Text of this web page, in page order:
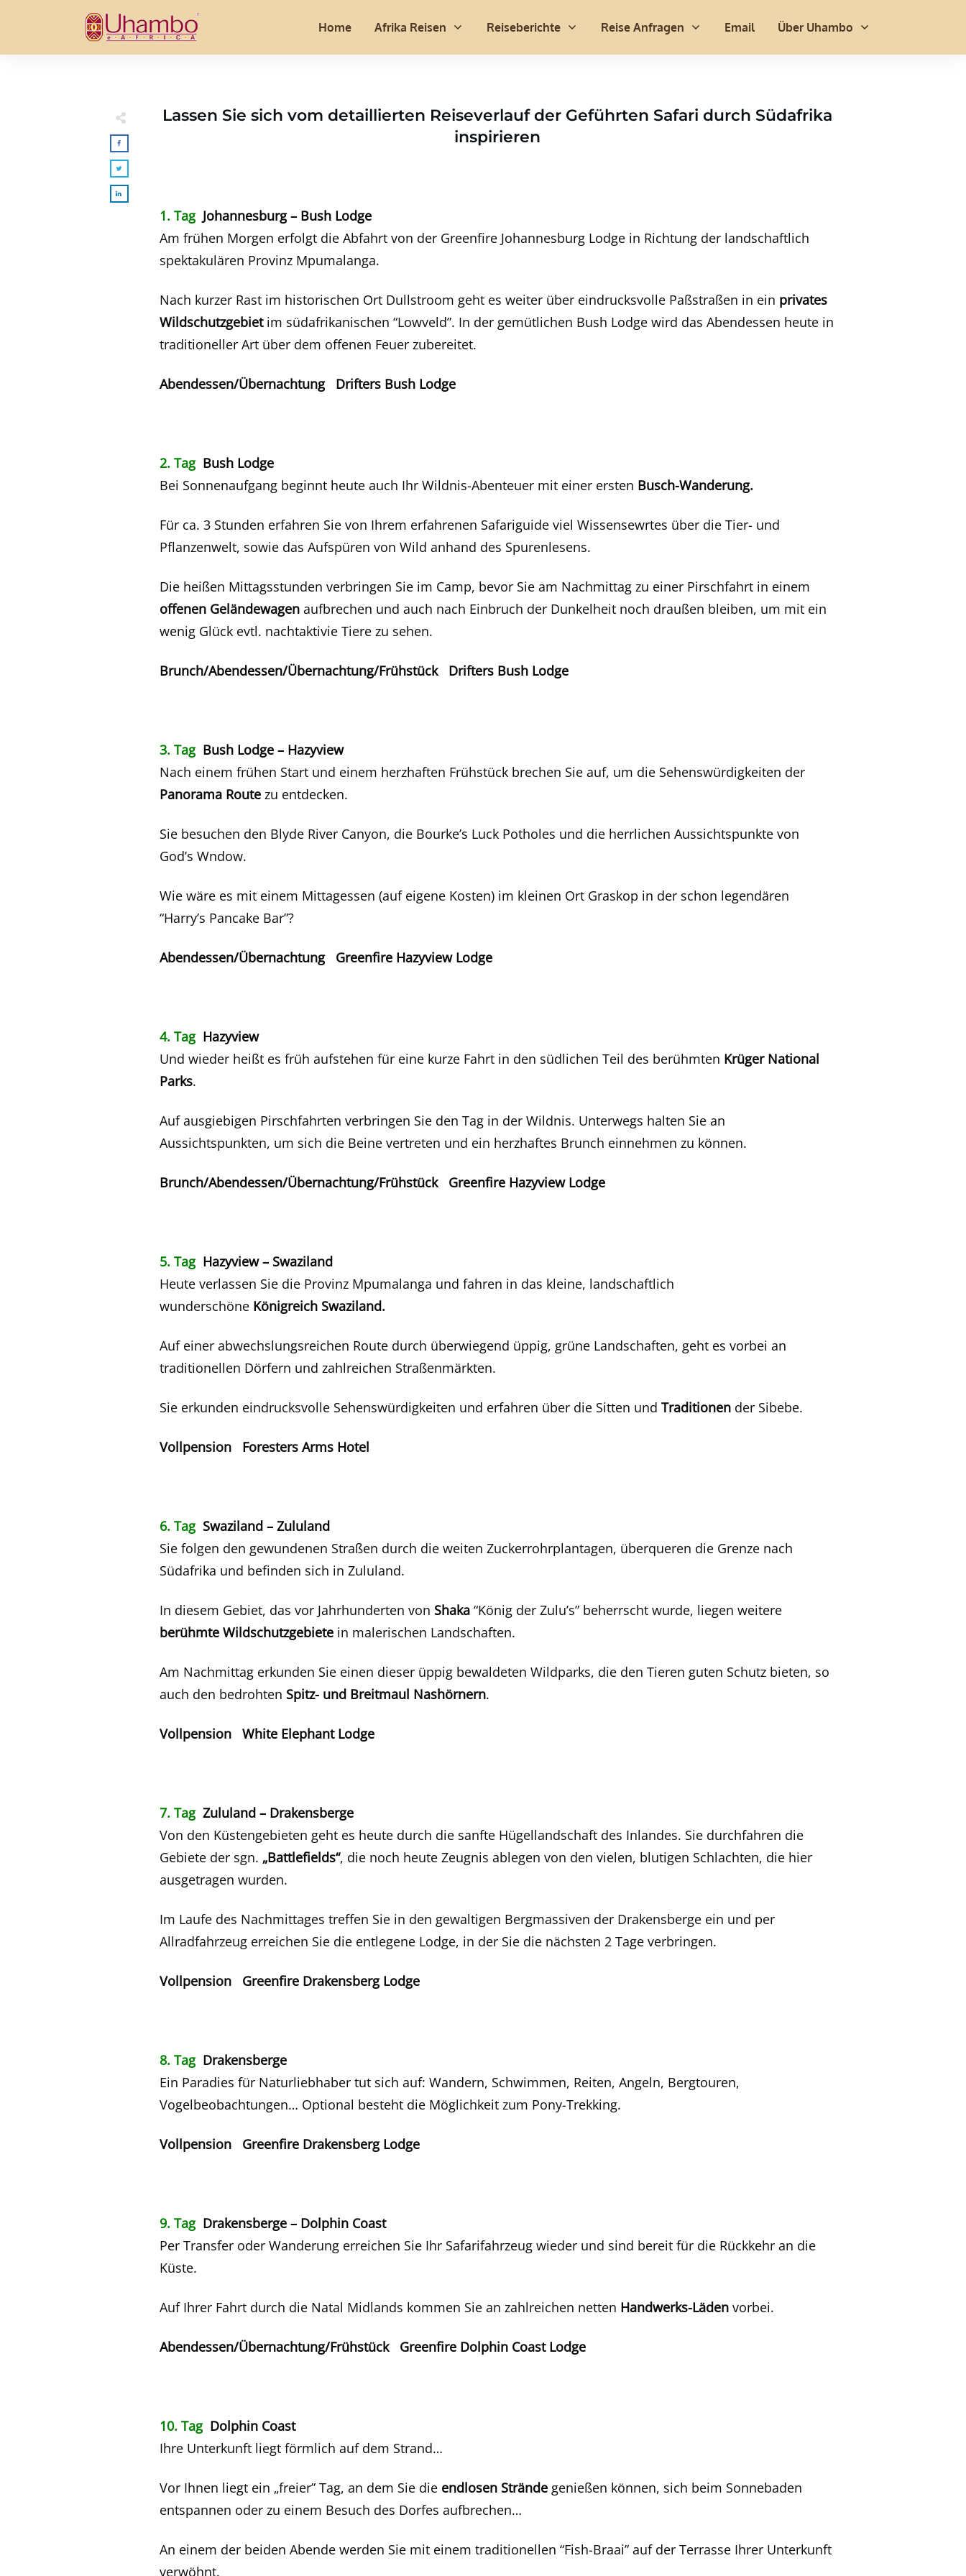
Home Afrika Reisen Reiseberichte Reise Anfragen Email Über Uhambo
Lassen Sie sich vom detaillierten Reiseverlauf der Geführten Safari durch Südafrika
inspirieren
1. Tag Johannesburg – Bush Lodge
Am frühen Morgen erfolgt die Abfahrt von der Greenfire Johannesburg Lodge in Richtung der landschaftlich
spektakulären Provinz Mpumalanga.
Nach kurzer Rast im historischen Ort Dullstroom geht es weiter über eindrucksvolle Paßstraßen in ein privates
Wildschutzgebietim südafrikanischen “Lowveld”. In der gemütlichen Bush Lodge wird das Abendessen heute in
traditioneller Art über dem offenen Feuer zubereitet.
Abendessen/Übernachtung Drifters Bush Lodge
2. Tag Bush Lodge
Bei Sonnenaufgang beginnt heute auch Ihr Wildnis-Abenteuer mit einer ersten Busch-Wanderung.
Für ca. 3 Stunden erfahren Sie von Ihrem erfahrenen Safariguide viel Wissensewrtes über die Tier- und
Pflanzenwelt, sowie das Aufspüren von Wild anhand des Spurenlesens.
Die heißen Mittagsstunden verbringen Sie im Camp, bevor Sie am Nachmittag zu einer Pirschfahrt in einem
offenen Geländewagen aufbrechen und auch nach Einbruch der Dunkelheit noch draußen bleiben, um mit ein
wenig Glück evtl. nachtaktivie Tiere zu sehen.
Brunch/Abendessen/Übernachtung/Frühstück Drifters Bush Lodge
3. Tag Bush Lodge – Hazyview
Nach einem frühen Start und einem herzhaften Frühstück brechen Sie auf, um die Sehenswürdigkeiten der
Panorama Route zu entdecken.
Sie besuchen den Blyde River Canyon, die Bourke’s Luck Potholes und die herrlichen Aussichtspunkte von
God’s Wndow.
Wie wäre es mit einem Mittagessen (auf eigene Kosten) im kleinen Ort Graskop in der schon legendären
“Harry’s Pancake Bar”?
Abendessen/Übernachtung Greenfire Hazyview Lodge
4. TagHazyview
Und wieder heißt es früh aufstehen für eine kurze Fahrt in den südlichen Teil des berühmten Krüger National
Parks.
Auf ausgiebigen Pirschfahrten verbringen Sie den Tag in der Wildnis. Unterwegs halten Sie an
Aussichtspunkten, um sich die Beine vertreten und ein herzhaftes Brunch einnehmen zu können.
Brunch/Abendessen/Übernachtung/Frühstück Greenfire Hazyview Lodge
5. Tag Hazyview – Swaziland
Heute verlassen Sie die Provinz Mpumalanga und fahren in das kleine, landschaftlich
wunderschöne Königreich Swaziland.
Auf einer abwechslungsreichen Route durch überwiegend üppig, grüne Landschaften, geht es vorbei an
traditionellen Dörfern und zahlreichen Straßenmärkten.
Sie erkunden eindrucksvolle Sehenswürdigkeiten und erfahren über die Sitten und Traditionen der Sibebe.
Vollpension Foresters Arms Hotel
6. Tag Swaziland – Zululand
Sie folgen den gewundenen Straßen durch die weiten Zuckerrohrplantagen, überqueren die Grenze nach
Südafrika und befinden sich in Zululand.
In diesem Gebiet, das vor Jahrhunderten von Shaka “König der Zulu’s” beherrscht wurde, liegen weitere
berühmte Wildschutzgebiete in malerischen Landschaften.
Am Nachmittag erkunden Sie einen dieser üppig bewaldeten Wildparks, die den Tieren guten Schutz bieten, so
auch den bedrohten Spitz- und Breitmaul Nashörnern.
Vollpension White Elephant Lodge
7. TagZululand – Drakensberge
Von den Küstengebieten geht es heute durch die sanfte Hügellandschaft des Inlandes. Sie durchfahren die
Gebiete der sgn. „Battlefields“, die noch heute Zeugnis ablegen von den vielen, blutigen Schlachten, die hier
ausgetragen wurden.
Im Laufe des Nachmittages treffen Sie in den gewaltigen Bergmassiven der Drakensberge ein und per
Allradfahrzeug erreichen Sie die entlegene Lodge, in der Sie die nächsten 2 Tage verbringen.
Vollpension Greenfire Drakensberg Lodge
8. TagDrakensberge
Ein Paradies für Naturliebhaber tut sich auf: Wandern, Schwimmen, Reiten, Angeln, Bergtouren,
Vogelbeobachtungen… Optional besteht die Möglichkeit zum Pony-Trekking.
Vollpension Greenfire Drakensberg Lodge
9. TagDrakensberge – Dolphin Coast
Per Transfer oder Wanderung erreichen Sie Ihr Safarifahrzeug wieder und sind bereit für die Rückkehr an die
Küste.
Auf Ihrer Fahrt durch die Natal Midlands kommen Sie an zahlreichen netten Handwerks-Läden vorbei.
Abendessen/Übernachtung/Frühstück Greenfire Dolphin Coast Lodge
10. TagDolphin Coast
Ihre Unterkunft liegt förmlich auf dem Strand…
Vor Ihnen liegt ein „freier” Tag, an dem Sie die endlosen Strände genießen können, sich beim Sonnebaden
entspannen oder zu einem Besuch des Dorfes aufbrechen…
An einem der beiden Abende werden Sie mit einem traditionellen “Fish-Braai” auf der Terrasse Ihrer Unterkunft
verwöhnt.